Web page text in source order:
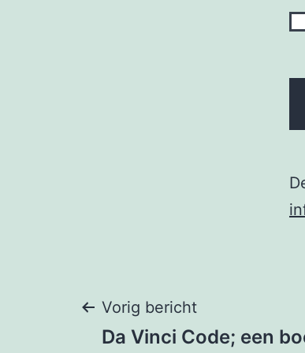
Vorig bericht
Da Vinci Code; een